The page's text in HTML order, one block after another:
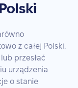
z całej Polski.
przesłać
urządzenia
o stanie